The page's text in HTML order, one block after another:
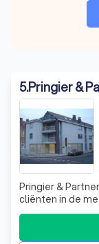
5.Pringier &
Pringier &
cliënten in de meest
wij na
Accountancy is meer
advisering zijn